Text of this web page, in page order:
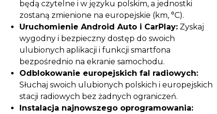
będą czytelne i w języku polskim, a jednostki
zostaną zmienione na europejskie (km, °C).
Uruchomienie Android Auto i CarPlay: Zyskaj
wygodny i bezpieczny dostęp do swoich
ulubionych aplikacji i funkcji smartfona
bezpośrednio na ekranie samochodu.
Odblokowanie europejskich fal radiowych:
Słuchaj swoich ulubionych polskich i europejskich
stacji radiowych bez żadnych ograniczeń.
Instalacja najnowszego oprogramowania: